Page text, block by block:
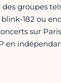
groupes
182 ou
sur
en